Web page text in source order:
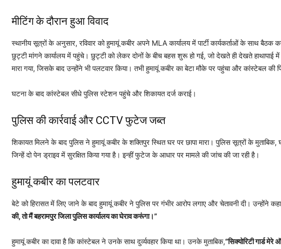
मीटिंग के दौरान हुआ विवाद
स्थानीय सूत्रों के अनुसार, रविवार को हुमायूं कबीर अपने MLA कार्यालय में पार्टी कार्यकर्ताओं के साथ
छुट्टी मांगने कार्यालय में पहुंचे। छुट्टी को लेकर दोनों के बीच बहस शुरू हो गई, जो देखते ही देखते हाथापाई
मारा गया, जिसके बाद उन्होंने भी पलटवार किया। तभी हुमायूं कबीर का बेटा मौके पर पहुंचा और कांस्टेबल की
घटना के बाद कांस्टेबल सीधे पुलिस स्टेशन पहुंचे और शिकायत दर्ज कराई।
पुलिस की कार्रवाई और CCTV फुटेज जब्त
शिकायत मिलने के बाद पुलिस ने हुमायूं कबीर के शक्तिपुर स्थित घर पर छापा मारा। पुलिस सूत्रों के
जिन्हें दो पेन ड्राइव में सुरक्षित किया गया है। इन्हीं फुटेज के आधार पर मामले की जांच की जा रही है।
हुमायूं कबीर का पलटवार
बेटे को हिरासत में लिए जाने के बाद हुमायूं कबीर ने पुलिस पर गंभीर आरोप लगाए और चेतावनी दी। उन्होंने
की, तो मैं बहरामपुर जिला पुलिस कार्यालय का घेराव करूंगा।”
हुमायूं कबीर का दावा है कि कांस्टेबल ने उनके साथ दुर्व्यवहार किया था। उनके मुताबिक,“सिक्योरिटी गार्ड